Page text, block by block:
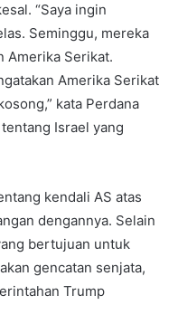
“Saya ingin
Seminggu, mereka
Amerika Serikat.
Amerika Serikat
kata Perdana
Israel yang
kendali AS atas
dengannya. Selain
bertujuan untuk
gencatan senjata,
Trump